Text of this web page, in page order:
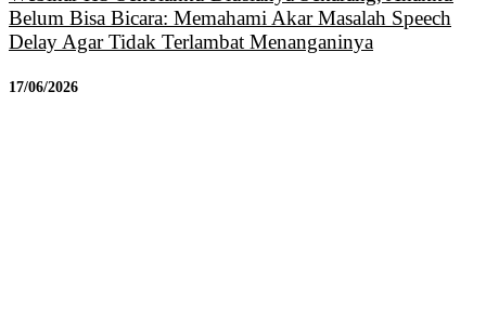
Belum Bisa Bicara: Memahami Akar Masalah Speech
Delay Agar Tidak Terlambat Menanganinya
17/06/2026